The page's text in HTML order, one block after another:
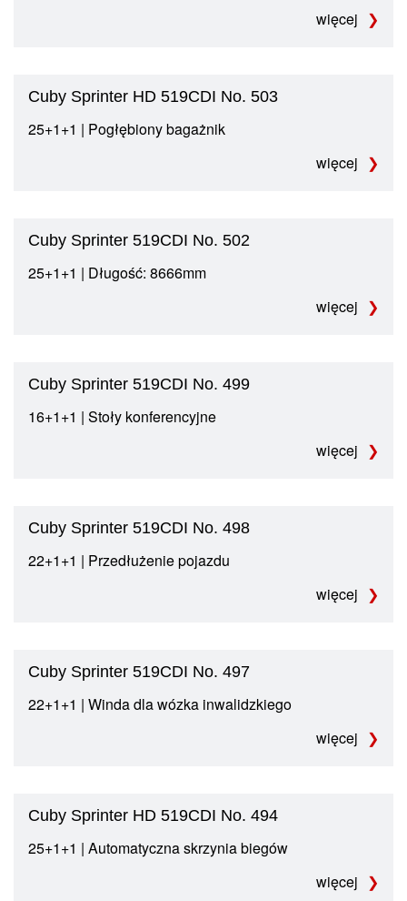
więcej
Cuby Sprinter HD 519CDI No. 503
25+1+1 | Pogłębiony bagażnik
więcej
Cuby Sprinter 519CDI No. 502
25+1+1 | Długość: 8666mm
więcej
Cuby Sprinter 519CDI No. 499
16+1+1 | Stoły konferencyjne
więcej
Cuby Sprinter 519CDI No. 498
22+1+1 | Przedłużenie pojazdu
więcej
Cuby Sprinter 519CDI No. 497
22+1+1 | Winda dla wózka inwalidzkiego
więcej
Cuby Sprinter HD 519CDI No. 494
25+1+1 | Automatyczna skrzynia biegów
więcej